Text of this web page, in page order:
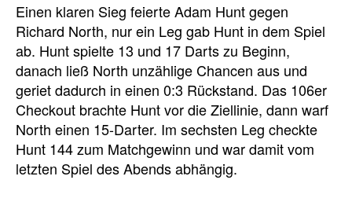
Einen klaren Sieg feierte Adam Hunt gegen
Richard North, nur ein Leg gab Hunt in dem Spiel
ab. Hunt spielte 13 und 17 Darts zu Beginn,
danach ließ North unzählige Chancen aus und
geriet dadurch in einen 0:3 Rückstand. Das 106er
Checkout brachte Hunt vor die Ziellinie, dann warf
North einen 15-Darter. Im sechsten Leg checkte
Hunt 144 zum Matchgewinn und war damit vom
letzten Spiel des Abends abhängig.